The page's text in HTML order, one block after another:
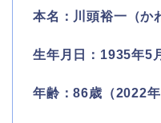
本名：川頭裕一（か
生年月日：1935年5
年齢：86歳（2022年